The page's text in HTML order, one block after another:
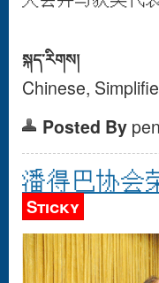
སྐད་རིགས།
Chinese,
Posted By
潘得巴协会
Sticky